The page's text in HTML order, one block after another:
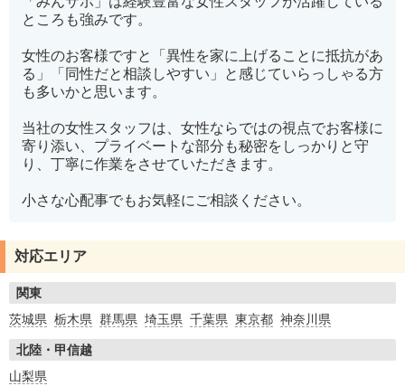
ところも強みです。
女性のお客様ですと「異性を家に上げることに抵抗があ
る」「同性だと相談しやすい」と感じていらっしゃる方
も多いかと思います。
当社の女性スタッフは、女性ならではの視点でお客様に
寄り添い、プライベートな部分も秘密をしっかりと守
り、丁寧に作業をさせていただきます。
小さな心配事でもお気軽にご相談ください。
対応エリア
関東
茨城県 栃木県 群馬県 埼玉県 千葉県 東京都 神奈川県
北陸・甲信越
山梨県